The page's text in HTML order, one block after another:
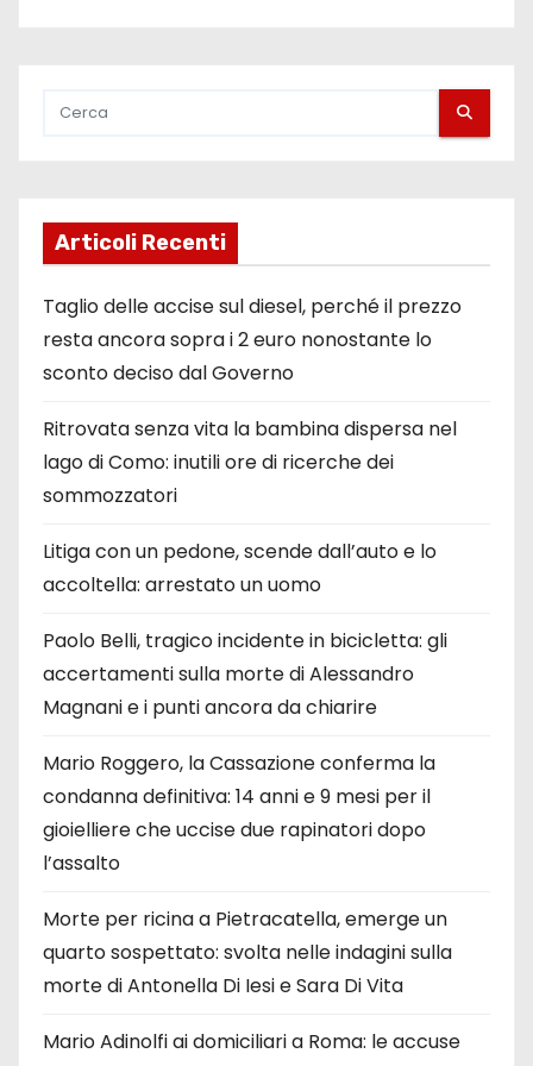
Articoli Recenti
Taglio delle accise sul diesel, perché il prezzo
resta ancora sopra i 2 euro nonostante lo
sconto deciso dal Governo
Ritrovata senza vita la bambina dispersa nel
lago di Como: inutili ore di ricerche dei
sommozzatori
Litiga con un pedone, scende dall’auto e lo
accoltella: arrestato un uomo
Paolo Belli, tragico incidente in bicicletta: gli
accertamenti sulla morte di Alessandro
Magnani e i punti ancora da chiarire
Mario Roggero, la Cassazione conferma la
condanna definitiva: 14 anni e 9 mesi per il
gioielliere che uccise due rapinatori dopo
l’assalto
Morte per ricina a Pietracatella, emerge un
quarto sospettato: svolta nelle indagini sulla
morte di Antonella Di Iesi e Sara Di Vita
Mario Adinolfi ai domiciliari a Roma: le accuse